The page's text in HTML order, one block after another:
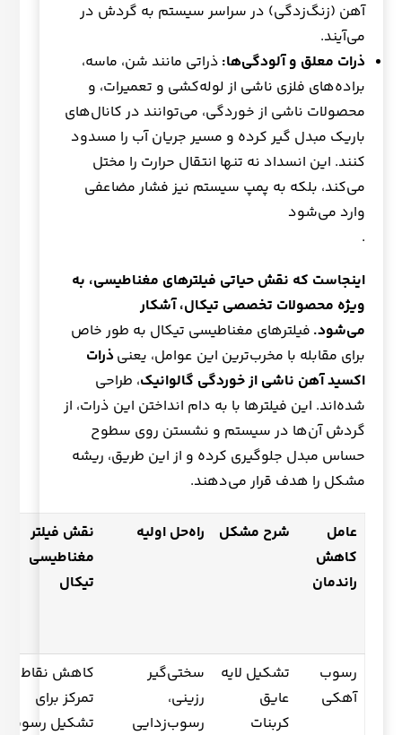
آهن (زنگ‌زدگی) در سراسر سیستم به گردش در
می‌آیند.
ذرات معلق و آلودگی‌ها: ذراتی مانند شن، ماسه،
براده‌های فلزی ناشی از لوله‌کشی و تعمیرات، و
محصولات ناشی از خوردگی، می‌توانند در کانال‌های
باریک مبدل گیر کرده و مسیر جریان آب را مسدود
کنند. این انسداد نه تنها انتقال حرارت را مختل
می‌کند، بلکه به پمپ سیستم نیز فشار مضاعفی
وارد می‌شود
.
اینجاست که نقش حیاتی فیلترهای مغناطیسی، به
ویژه محصولات تخصصی تیکال، آشکار
می‌شود. فیلترهای مغناطیسی تیکال به طور خاص
برای مقابله با مخرب‌ترین این عوامل، یعنیذرات
اکسید آهن ناشی از خوردگی گالوانیک، طراحی
شده‌اند. این فیلترها با به دام انداختن این ذرات، از
گردش آن‌ها در سیستم و نشستن روی سطوح
حساس مبدل جلوگیری کرده و از این طریق، ریشه
مشکل را هدف قرار می‌دهند.
عامل
کاهش
راندمان
شرح مشکل راه‌حل اولیه
نقش فیلتر
مغناطیسی
تیکال
رسوب
آهکی
تشکیل لایه
عایق
کربنات
سختی‌گیر
رزینی،
رسوب‌زدایی
کاهش نقاط
تمرکز برای
تشکیل رسوب